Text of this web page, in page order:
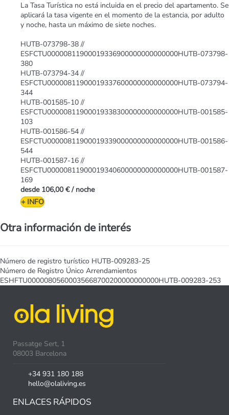
La Tasa Turística no está incluida en el precio del apartamento. Se
aplicará la tasa vigente en el momento de la estancia, por adulto
y noche, hasta un máximo de siete noches.
HUTB-073798-38 //
ESFCTU00000811900019336900000000000000HUTB-073798-
380
HUTB-073794-34 //
ESFCTU00000811900019337600000000000000HUTB-073794-
344
HUTB-001585-10 //
ESFCTU00000811900019338300000000000000HUTB-001585-
103
HUTB-001586-54 //
ESFCTU00000811900019339000000000000000HUTB-001586-
544
HUTB-001587-16 //
ESFCTU00000811900019340600000000000000HUTB-001587-
169
desde 106,00 € / noche
+ INFO
Otra información de interés
Número de registro turístico HUTB-009283-25
Número de Registro Único Arrendamientos
ESHFTU00000805600035668700200000000000HUTB-009283-253
Passatge Sert, 1
08003 Barcelona
+34 931 180 188
hello@olaliving.es
ENLACES RÁPIDOS